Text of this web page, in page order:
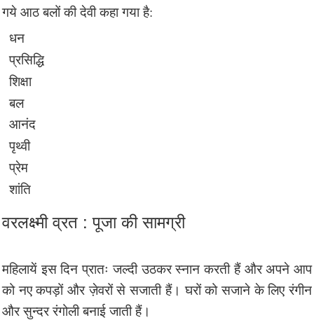
गये आठ बलों की देवी कहा गया है:
धन
प्रसिद्धि
शिक्षा
बल
आनंद
पृथ्वी
प्रेम
शांति
वरलक्ष्मी व्रत : पूजा की सामग्री
महिलायें इस दिन प्रातः जल्दी उठकर स्नान करती हैं और अपने आप
को नए कपड़ों और ज़ेवरों से सजाती हैं। घरों को सजाने के लिए रंगीन
और सुन्दर रंगोली बनाई जाती हैं।